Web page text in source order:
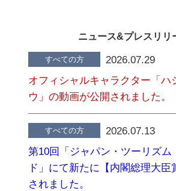
ニュース&プレスリリ
すべての方
2026.07.29
オフィシャルキャラクター「ハ
ウ」の動画が公開されました。
すべての方
2026.07.13
第10回「ジャパン・ツーリズム
ド」にて新たに【内閣総理大臣
されました。